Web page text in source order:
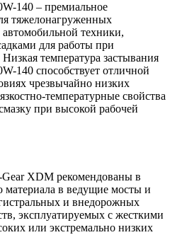
140 – премиальное
тяжелонагруженных
техники,
для работы при
температура застывания
140 способствует отличной
чрезвычайно низких
температурные свойства
при высокой рабочей
XDM рекомендованы в
материала в ведущие мосты и
и внедорожных
эксплуатируемых с жесткими
или экстремально низких